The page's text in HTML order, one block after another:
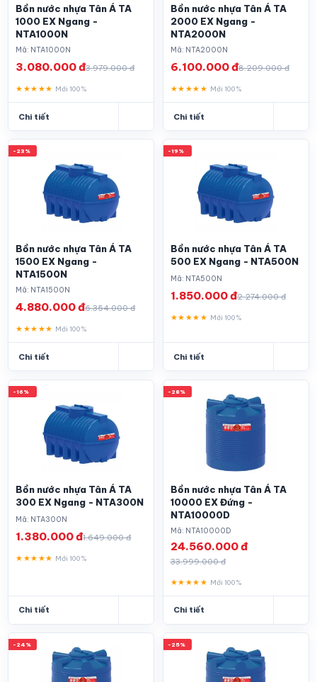
Bồn nước nhựa Tân Á TA
1000 EX Ngang -
NTA1000N
Mã: NTA1000N
3.979.000 đ
3.080.000 đ
★★★★★ Mới 100%
Chi tiết
Bồn nước nhựa Tân Á TA
2000 EX Ngang -
NTA2000N
Mã: NTA2000N
8.209.000 đ
6.100.000 đ
★★★★★ Mới 100%
Chi tiết
-23%
Bồn nước nhựa Tân Á TA
1500 EX Ngang -
NTA1500N
Mã: NTA1500N
6.354.000 đ
4.880.000 đ
★★★★★ Mới 100%
Chi tiết
-19%
Bồn nước nhựa Tân Á TA
500 EX Ngang - NTA500N
Mã: NTA500N
2.274.000 đ
1.850.000 đ
★★★★★ Mới 100%
Chi tiết
-16%
Bồn nước nhựa Tân Á TA
300 EX Ngang - NTA300N
Mã: NTA300N
1.649.000 đ
1.380.000 đ
★★★★★ Mới 100%
Chi tiết
-28%
Bồn nước nhựa Tân Á TA
10000 EX Đứng -
NTA10000D
Mã: NTA10000D
33.999.000 đ
24.560.000 đ
★★★★★ Mới 100%
Chi tiết
-24% -25%